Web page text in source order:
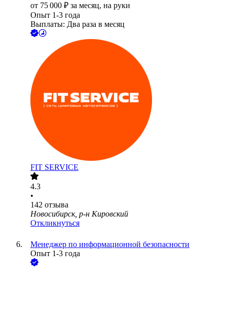
от 75 000 ₽ за месяц, на руки
Опыт 1-3 года
Выплаты: Два раза в месяц
FIT SERVICE
4.3
•
142 отзыва
Новосибирск, р-н Кировский
Откликнуться
Менеджер по информационной безопасности
Опыт 1-3 года